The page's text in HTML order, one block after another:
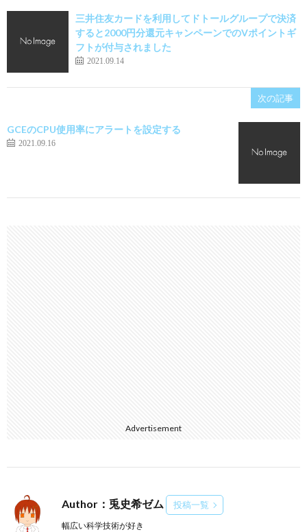
三井住友カードを利用してドトールグループで決済
すると2000円分還元キャンペーンでのVポイントギ
フトが付与されました
2021.09.14
次の記事
GCEのCPU使用率にアラートを設定する
2021.09.16
Advertisement
Author：兎史希ゼム 投稿一覧
幅広い科学技術が好き